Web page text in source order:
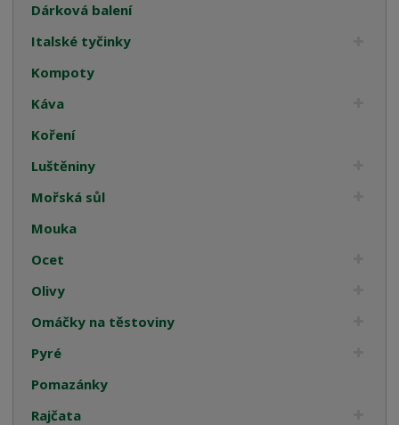
Dárková balení
Italské tyčinky
Kompoty
Káva
Koření
Luštěniny
Mořská sůl
Mouka
Ocet
Olivy
Omáčky na těstoviny
Pyré
Pomazánky
Rajčata